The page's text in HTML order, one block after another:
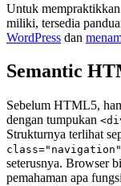
Untuk
miliki, tersedia
WordPress dan
Semantic
Sebelum HTML5,
dengan tumpukan
Strukturnya terlihat
seterusnya. Browser
pemahaman apa